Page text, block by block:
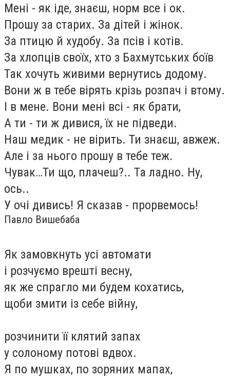
Мені - як іде, знаєш, норм все і ок.
Прошу за старих. За дітей і жінок.
За птицю й худобу. За псів і котів.
За хлопців своїх, хто з Бахмутських боїв
Так хочуть живими вернутись додому.
Вони ж в тебе вірять крізь розпач і втому.
І в мене. Вони мені всі - як брати,
А ти - ти ж дивися, їх не підведи.
Наш медик - не вірить. Ти знаєш, авжеж.
Але і за нього прошу в тебе теж.
Чувак…Ти що, плачеш?.. Та ладно. Ну,
ось..
У очі дивись! Я сказав - прорвемось!
Павло Вишебаба
Як замовкнуть усі автомати
і розчуємо врешті весну,
як же спрагло ми будем кохатись,
щоби змити із себе війну,
розчинити її клятий запах
у солоному потові вдвох.
Я по мушках, по зоряних мапах,